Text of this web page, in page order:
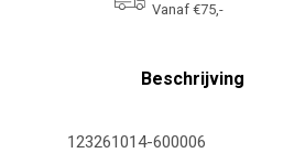
Vanaf €75,-
Beschrijving
123261014-600006